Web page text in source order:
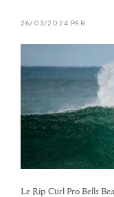
26/03/2024 PAR
Le Rip Curl Pro Bells